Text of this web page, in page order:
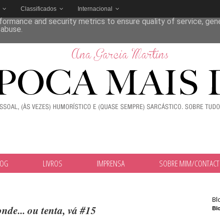
Classificados Internacional
LIVROS IMPRENSA SOBRE MIM/
ou tenta, vá #15
its services and to analyze traffic. Your IP address and
and security metrics to ensure quality of service,